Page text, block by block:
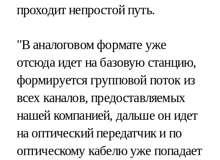
проходит непростой путь.
"В аналоговом формате уже
отсюда идет на базовую станцию,
формируется групповой поток из
всех каналов, предоставляемых
нашей компанией, дальше он идет
на оптический передатчик и по
оптическому кабелю уже попадает